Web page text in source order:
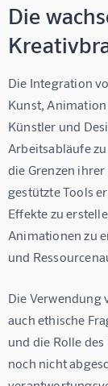
Die
Die Integration
Kunst,
Künstler und
Arbeitsabläufe
die Grenzen
gestützte Tools
Effekte zu
Animationen zu
und
Die Verwendung
auch ethische
und die Rolle
noch nicht